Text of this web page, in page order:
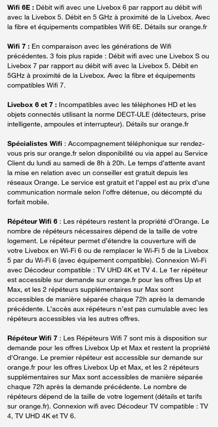
Wifi 6E : Débit wifi avec une Livebox 6 par rapport au débit wifi
avec la Livebox 5. Débit en 5 GHz à proximité de la Livebox. Avec
la fibre et équipements compatibles Wifi 6E. Détails sur orange.fr
Wifi 7 : En comparaison avec les générations de Wifi
précédentes. 3 fois plus rapide : Débit wifi avec une Livebox S ou
Livebox 7 par rapport au débit wifi avec la Livebox 5. Débit en
5GHz à proximité de la Livebox. Avec la fibre et équipements
compatibles Wifi 7.
Livebox 6 et 7 : Incompatibles avec les téléphones HD et les
objets connectés utilisant la norme DECT-ULE (détecteurs, prise
intelligente, ampoules et interrupteur). Détails sur orange.fr
Spécialistes Wifi : Accompagnement téléphonique sur rendez-
vous pris sur orange.fr selon disponibilité ou via appel au Service
Client du lundi au samedi de 8h à 20h. Le temps d’attente avant
la mise en relation avec un conseiller est gratuit depuis les
réseaux Orange. Le service est gratuit et l’appel est au prix d’une
communication normale selon l’offre détenue, ou décompté du
forfait mobile.
Répéteur Wifi 6 : Les répéteurs restent la propriété d’Orange. Le
nombre de répéteurs nécessaires dépend de la taille de votre
logement. Le répéteur permet d’étendre la couverture wifi de
votre Livebox en Wi-Fi 6 ou de remplacer le Wi-Fi 5 de la Livebox
5 par du Wi-Fi 6 (avec équipement compatible). Connexion Wi-Fi
avec Décodeur compatible : TV UHD 4K et TV 4. Le 1er répéteur
est accessible sur demande sur orange.fr pour les offres Up et
Max, et les 2 répéteurs supplémentaires sur Max sont
accessibles de manière séparée chaque 72h après la demande
précédente. L’accès aux répéteurs n’est pas cumulable avec les
répéteurs accessibles via les autres offres.
Répéteur Wifi 7 : Les Répéteurs Wifi 7 sont mis à disposition sur
demande pour les offres Livebox Up et Max et restent la propriété
d'Orange. Le premier répéteur est accessible sur demande sur
orange.fr pour les offres Livebox Up et Max, et les 2 répéteurs
supplémentaires sur Max sont accessibles de manière séparée
chaque 72h après la demande précédente. Le nombre de
répéteurs dépend de la taille de votre logement (détails et tarifs
sur orange.fr). Connexion wifi avec Décodeur TV compatible : TV
4, TV UHD 4K et TV 6.